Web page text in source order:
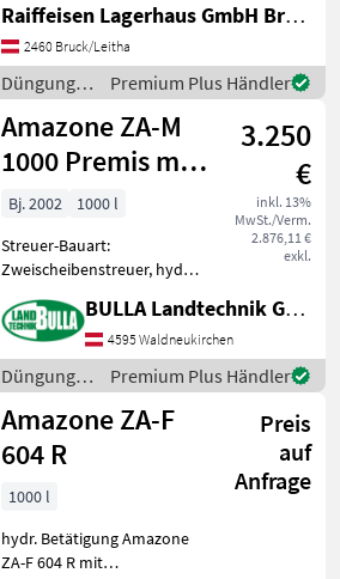
Bearbeitete Fläche in ha:
950; Behältervolumen:
2500; Arbeitsbreite: 36;
Bauart: Angebaut;
Antriebsart: Mec
Raiffeisen Lagerhaus GmbH Bruck/Leitha
2460 Bruck/Leitha
Düngung
und
Beregnung
/ Amazone
Premium Plus Händler
Amazone ZA-M
1000 Premis mit
Plane
3.250
€
inkl. 13%
MwSt./Verm.
2.876,11 €
exkl.
Bj. 2002
1000 l
Streuer-Bauart:
Zweischeibenstreuer, hydr.
Grenzstreueinrichtung
AMAZONE ZA-M 1000
Premis + Bj. 2002 +
Streuscheiben OS 10 - 18
Meter + Grenzstreuscheib
BULLA Landtechnik GmbH
4595 Waldneukirchen
Düngung
und
Beregnung
/ Amazone
Premium Plus Händler
Amazone ZA-F
604 R
Preis
auf
Anfrage
1000 l
hydr. Betätigung Amazone
ZA-F 604 R mit